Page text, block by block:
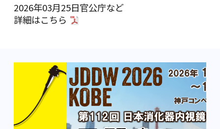
2026年03月25日官公庁など
詳細はこちら